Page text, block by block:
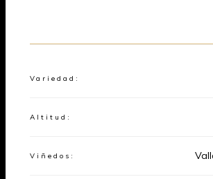
Variedad:
Altitud:
Viñedos: